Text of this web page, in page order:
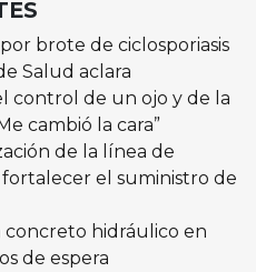
brote de ciclosporiasis
Salud aclara
control de un ojo y de la
cambió la cara”
de la línea de
el suministro de
concreto hidráulico en
de espera